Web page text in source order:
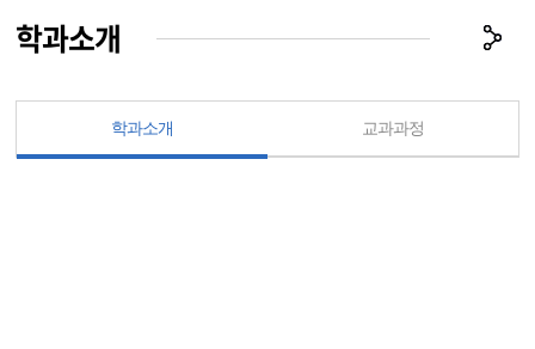
학과소개
학과소개 교과과정